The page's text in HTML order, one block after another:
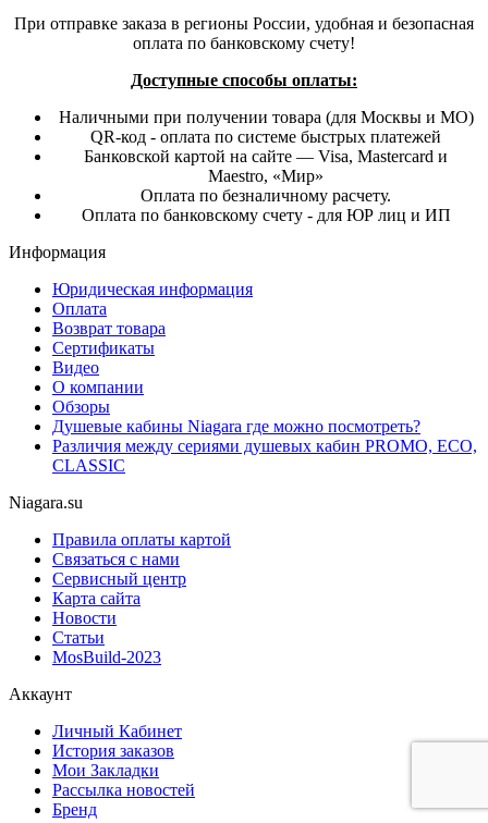
При отправке заказа в регионы России, удобная и безопасная
оплата по банковскому счету!
Доступные способы оплаты:
Наличными при получении товара (для Москвы и МО)
QR-код - оплата по системе быстрых платежей
Банковской картой на сайте — Visa, Mastercard и
Maestro, «Мир»
Оплата по безналичному расчету.
Оплата по банковскому счету - для ЮР лиц и ИП
Информация
Юридическая информация
Оплата
Возврат товара
Сертификаты
Видео
О компании
Обзоры
Душевые кабины Niagara где можно посмотреть?
Различия между сериями душевых кабин PROMO, ECO,
CLASSIC
Niagara.su
Правила оплаты картой
Связаться с нами
Сервисный центр
Карта сайта
Новости
Статьи
MosBuild-2023
Аккаунт
Личный Кабинет
История заказов
Мои Закладки
Рассылка новостей
Бренд